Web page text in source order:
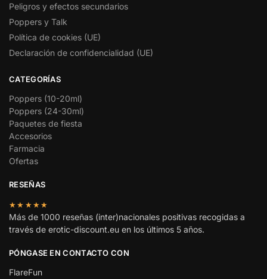
Peligros y efectos secundarios
Poppers y Talk
Política de cookies (UE)
Declaración de confidencialidad (UE)
CATEGORÍAS
Poppers (10-20ml)
Poppers (24-30ml)
Paquetes de fiesta
Accesorios
Farmacia
Ofertas
RESEÑAS
★★★★★
Más de 1000 reseñas (inter)nacionales positivas recogidas a
través de erotic-discount.eu en los últimos 5 años.
PÓNGASE EN CONTACTO CON
FlareFun